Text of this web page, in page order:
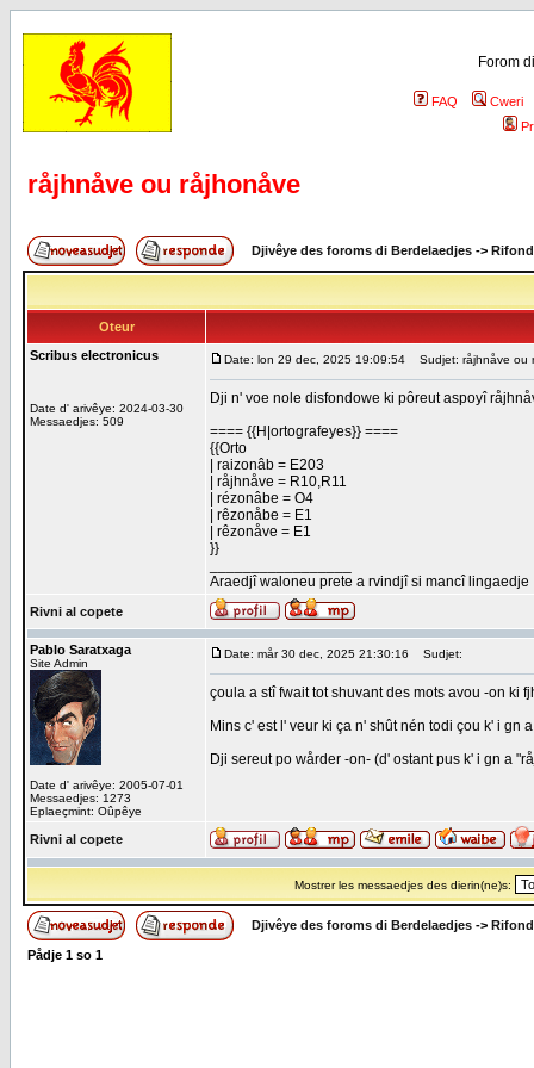
Forom
FAQ
Cweri
råjhnåve ou råjhonåve
Djivêye des foroms di Berdelaedjes ->
Oteur
Scribus electronicus
Date d' arivêye: 2024-03-30
Messaedjes: 509
Date: lon 29 dec, 2025 19:09:54 Sudjet: råjhnåve ou
Dji n' voe nole disfondowe ki pôreut aspoyî
==== {{H|ortografeyes}} ====
{{Orto
| raizonâb = E203
| råjhnåve = R10,R11
| rézonâbe = O4
| rêzonåbe = E1
| rêzonåve = E1
}}
Araedjî waloneu prete a rvindjî si mancî lingaedje
Rivni al copete
Pablo Saratxaga
Site Admin
Date d' arivêye: 2005-07-01
Messaedjes: 1273
Eplaeçmint: Oûpêye
Date: mår 30 dec, 2025 21:30:16 Sudjet:
çoula a stî fwait tot shuvant des mots avou -on ki
Mins c' est l' veur ki ça n' shût nén todi çou k' i gn
Dji sereut po wårder -on- (d' ostant pus k' i gn a
Rivni al copete
Mostrer les messaedjes des dierin(ne)s:
Djivêye des foroms di Berdelaedjes ->
Pådje 1 so 1